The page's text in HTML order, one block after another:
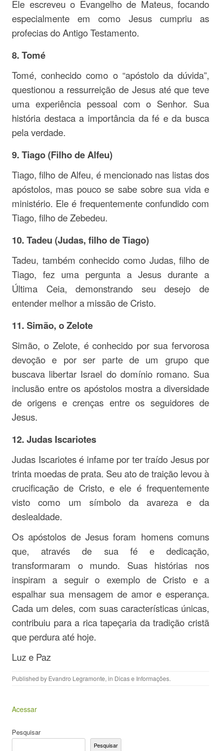
Ele escreveu o Evangelho de Mateus, focando
especialmente em como Jesus cumpriu as
profecias do Antigo Testamento.
8. Tomé
Tomé, conhecido como o “apóstolo da dúvida”,
questionou a ressurreição de Jesus até que teve
uma experiência pessoal com o Senhor. Sua
história destaca a importância da fé e da busca
pela verdade.
9. Tiago (Filho de Alfeu)
Tiago, filho de Alfeu, é mencionado nas listas dos
apóstolos, mas pouco se sabe sobre sua vida e
ministério. Ele é frequentemente confundido com
Tiago, filho de Zebedeu.
10. Tadeu (Judas, filho de Tiago)
Tadeu, também conhecido como Judas, filho de
Tiago, fez uma pergunta a Jesus durante a
Última Ceia, demonstrando seu desejo de
entender melhor a missão de Cristo.
11. Simão, o Zelote
Simão, o Zelote, é conhecido por sua fervorosa
devoção e por ser parte de um grupo que
buscava libertar Israel do domínio romano. Sua
inclusão entre os apóstolos mostra a diversidade
de origens e crenças entre os seguidores de
Jesus.
12. Judas Iscariotes
Judas Iscariotes é infame por ter traído Jesus por
trinta moedas de prata. Seu ato de traição levou à
crucificação de Cristo, e ele é frequentemente
visto como um símbolo da avareza e da
deslealdade.
Os apóstolos de Jesus foram homens comuns
que, através de sua fé e dedicação,
transformaram o mundo. Suas histórias nos
inspiram a seguir o exemplo de Cristo e a
espalhar sua mensagem de amor e esperança.
Cada um deles, com suas características únicas,
contribuiu para a rica tapeçaria da tradição cristã
que perdura até hoje.
Luz e Paz
Published by Evandro Legramonte, in Dicas e Informações.
Acessar
Pesquisar
Pesquisar